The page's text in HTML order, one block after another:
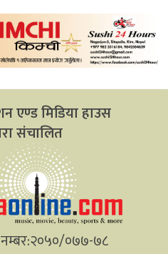
एण्ड मिडिया हाउस
संचालित
नम्बर:२०५०/०७७-७८